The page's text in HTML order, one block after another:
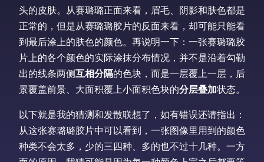
头的皮肤。从赛璐璐正面来看，眉毛、阴影和肤色都是
正常的，但是从赛璐璐胶片的反面来看，却可能只能看
到最后涂上的肤色的颜色。再说明一下：一张赛璐璐胶
片上的各个颜色的实际涂抹分布情况，并不是沿着勾勒
出的线条两侧互相分隔的色块，而是一层覆上一层，后
景覆盖前景、大面积覆上小面积色块的分层叠加状态。
以下就是我的猜测和发散联想了，如有错误还请指出：
从这张赛璐璐胶片中可以看到，一张图像里用到的颜色
种类不会太多，少的三四种、多的也不过十几种。一方